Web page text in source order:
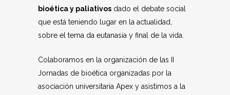
bioética y paliativos dado el debate social
que está teniendo lugar en la actualidad,
sobre el tema da eutanasia y final de la vida.
Colaboramos en la organización de las II
Jornadas de bioética organizadas por la
asociación universitaria Apex y asistimos a la